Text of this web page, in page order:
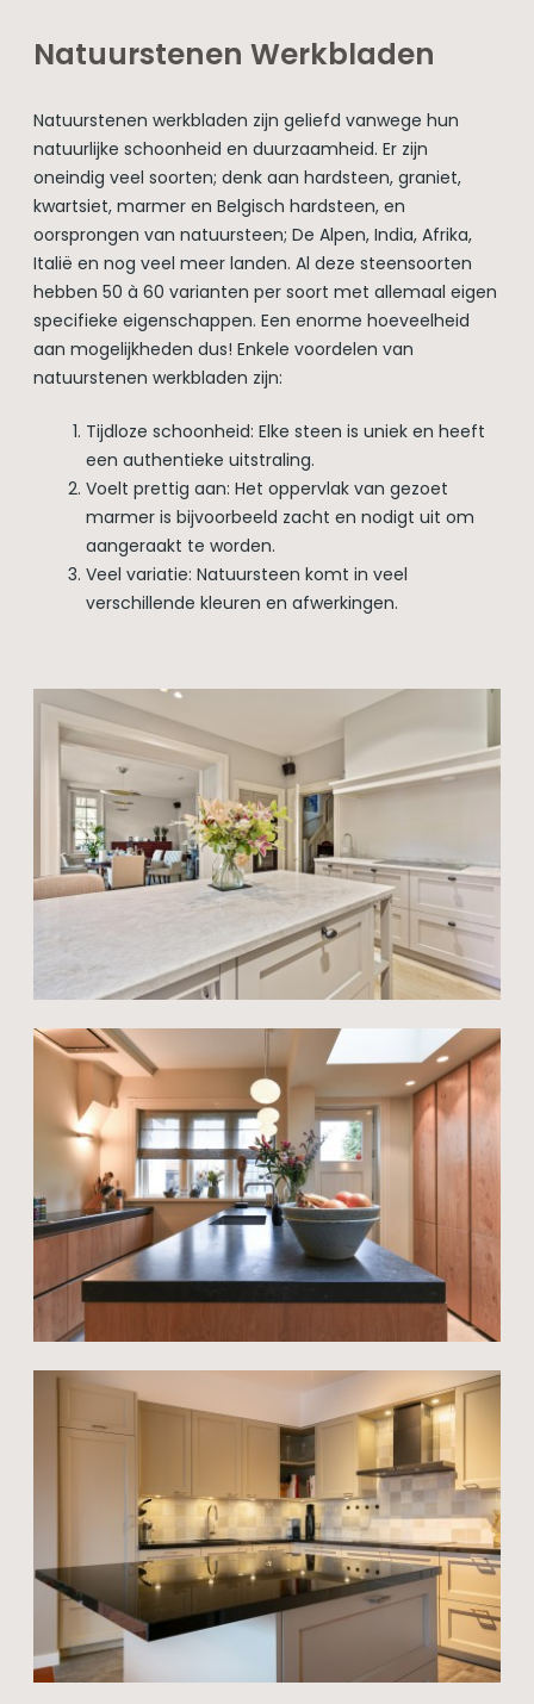
Natuurstenen Werkbladen
Natuurstenen werkbladen zijn geliefd vanwege hun
natuurlijke schoonheid en duurzaamheid. Er zijn
oneindig veel soorten; denk aan hardsteen, graniet,
kwartsiet, marmer en Belgisch hardsteen, en
oorsprongen van natuursteen; De Alpen, India, Afrika,
Italië en nog veel meer landen. Al deze steensoorten
hebben 50 à 60 varianten per soort met allemaal eigen
specifieke eigenschappen. Een enorme hoeveelheid
aan mogelijkheden dus! Enkele voordelen van
natuurstenen werkbladen zijn:
Tijdloze schoonheid: Elke steen is uniek en heeft
een authentieke uitstraling.
Voelt prettig aan: Het oppervlak van gezoet
marmer is bijvoorbeeld zacht en nodigt uit om
aangeraakt te worden.
Veel variatie: Natuursteen komt in veel
verschillende kleuren en afwerkingen.